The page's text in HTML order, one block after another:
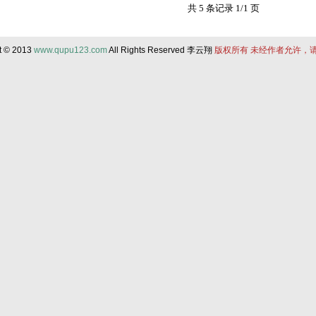
共 5 条记录 1/1 页
© 2013 www.qupu123.comAll Rights Reserved 李云翔 版权所有 未经作者允许，